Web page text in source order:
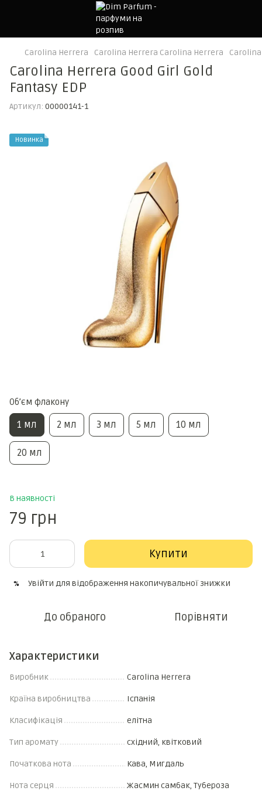
Carolina Herrera Carolina Herrera Carolina Herrera Carolina
Carolina Herrera Good Girl Gold
Fantasy EDP
Артикул: 00000141-1
Новинка
Обʼєм флакону
1 мл 2 мл 3 мл 5 мл 10 мл
20 мл
В наявності
79 грн
Купити
% Увійти для відображення накопичувальної знижки
До обраного Порівняти
Характеристики
Виробник Carolina Herrera
Країна виробництва Іспанія
Класифікація елітна
Тип аромату східний, квітковий
Початкова нота Кава, Мигдаль
Нота серця Жасмин самбак, Тубероза